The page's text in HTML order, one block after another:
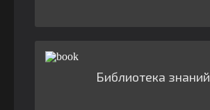
Библиотека знаний